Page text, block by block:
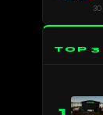
TOP 3
1